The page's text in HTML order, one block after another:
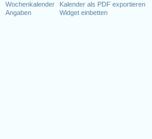
Wochenkalender
Angaben
Kalender als PDF exportieren
Widget einbetten